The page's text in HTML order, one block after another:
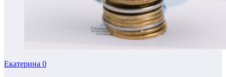
Екатерина 0